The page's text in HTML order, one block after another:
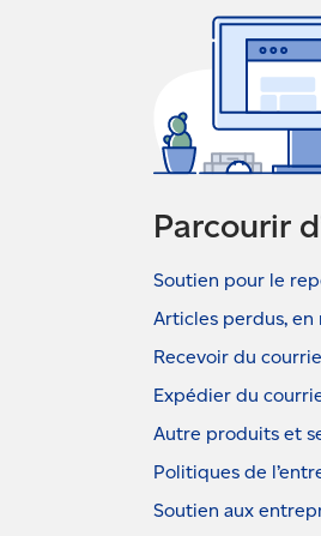
Parcourir
Soutien pour le
Articles perdus, en
Recevoir du
Expédier du
Autre produits et
Politiques de
Soutien aux